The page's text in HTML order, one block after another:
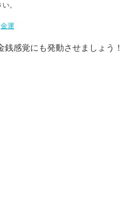
。
運
感覚にも発動させましょう！